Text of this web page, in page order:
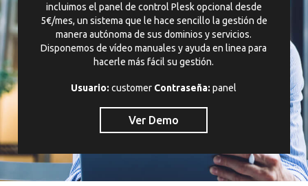
incluimos el panel de control Plesk opcional desde
5€/mes, un sistema que le hace sencillo la gestión de
manera autónoma de sus dominios y servicios.
Disponemos de vídeo manuales y ayuda en linea para
hacerle más fácil su gestión.
Usuario: customer Contraseña: panel
Ver Demo